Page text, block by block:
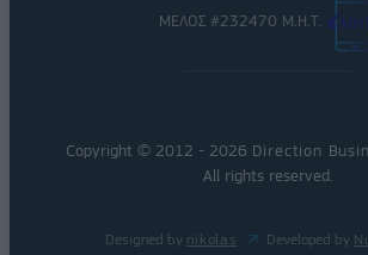
ΜΕΛΟΣ #232470 Μ.Η.Τ.
Copyright © 2012 - 2026 Direction
All rights reserved.
Designed by nikolas Developed by